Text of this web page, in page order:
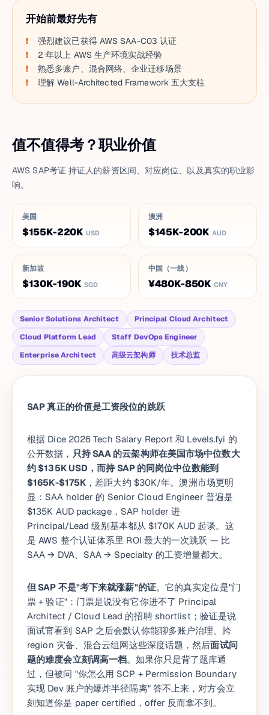
开始前最好先有
强烈建议已获得 AWS SAA-C03 认证
2 年以上 AWS 生产环境实战经验
熟悉多账户、混合网络、企业迁移场景
理解 Well-Architected Framework 五大支柱
值不值得考？职业价值
AWS SAP考证 持证人的薪资区间、对应岗位、以及真实的职业影
响。
美国
$155K-220K USD
澳洲
$145K-200K AUD
新加坡
$130K-190K SGD
中国（一线）
¥480K-850K CNY
Senior Solutions Architect
Principal Cloud Architect
Cloud Platform Lead
Staff DevOps Engineer
Enterprise Architect
高级云架构师 技术总监
SAP 真正的价值是工资段位的跳跃
根据 Dice 2026 Tech Salary Report 和 Levels.fyi 的
公开数据， 只持 SAA 的云架构师在美国市场中位数大
约 $135K USD，而持 SAP 的同岗位中位数能到
$165K-$175K ，差距大约 $30K/年。澳洲市场更明
显：SAA holder 的 Senior Cloud Engineer 普遍是
$135K AUD package，SAP holder 进
Principal/Lead 级别基本都从 $170K AUD 起谈。这
是 AWS 整个认证体系里 ROI 最大的一次跳跃 — 比
SAA → DVA、SAA → Specialty 的工资增量都大。
但 SAP 不是"考下来就涨薪"的证。它的真实定位是"门
票 + 验证"：门票是说没有它你进不了 Principal
Architect / Cloud Lead 的招聘 shortlist；验证是说
面试官看到 SAP 之后会默认你能聊多账户治理、跨
region 灾备、混合云组网这些深度话题，然后面试问
题的难度会立刻调高一档。如果你只是背了题库通
过，但被问 "你怎么用 SCP + Permission Boundary
实现 Dev 账户的爆炸半径隔离" 答不上来，对方会立
刻知道你是 paper certified，offer 反而拿不到。